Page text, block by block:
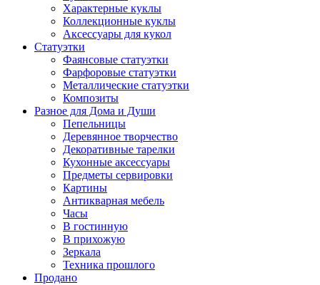
Характерные куклы
Коллекционные куклы
Аксессуары для кукол
Статуэтки
Фаянсовые статуэтки
Фарфоровые статуэтки
Металлические статуэтки
Композиты
Разное для Дома и Души
Пепельницы
Деревянное творчество
Декоративные тарелки
Кухонные аксессуары
Предметы сервировки
Картины
Антикварная мебель
Часы
В гостинную
В прихожую
Зеркала
Техника прошлого
Продано